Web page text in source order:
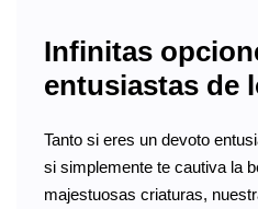
Infinitas
entusiastas de
Tanto si eres un devoto
si simplemente te cautiva la
majestuosas criaturas,